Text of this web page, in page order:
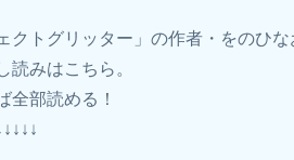
クトグリッター」の作者・をのひ
読みはこちら。
全部読める！